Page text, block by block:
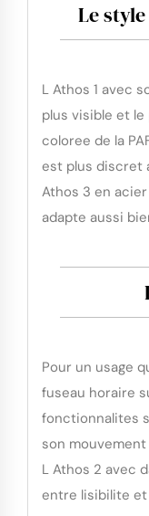
Le
L Athos 1 avec
plus visible et
coloree de la
est plus discret
Athos 3 en
adapte aussi
Pour un usage
fuseau horaire
fonctionnalites
son
L Athos 2 avec
entre lisibilite